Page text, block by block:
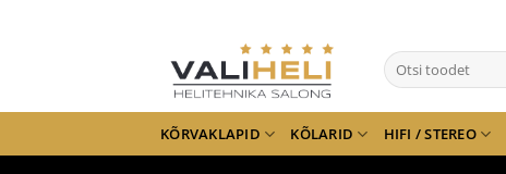
Otsi:
KÕRVAKLAPID KÕLARID HIFI / STEREO